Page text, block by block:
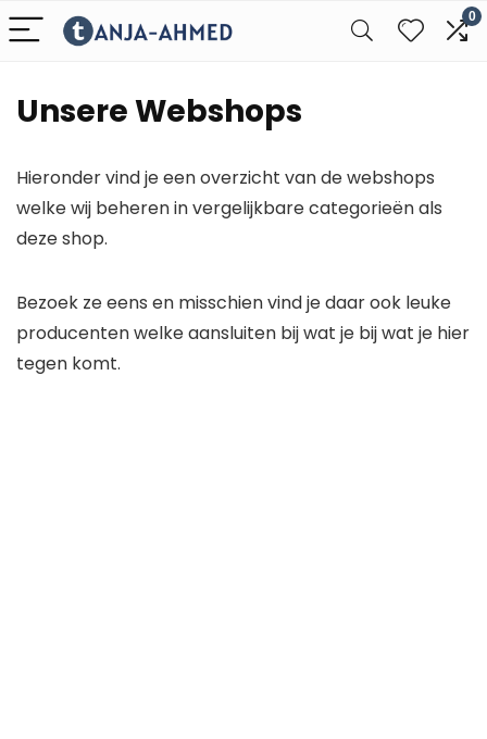
0
Unsere Webshops
Hieronder vind je een overzicht van de webshops
welke wij beheren in vergelijkbare categorieën als
deze shop.
Bezoek ze eens en misschien vind je daar ook leuke
producenten welke aansluiten bij wat je bij wat je hier
tegen komt.